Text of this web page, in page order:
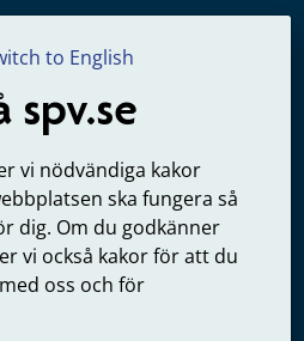
to English
spv.se
vi nödvändiga kakor
ska fungera så
dig. Om du godkänner
vi också kakor för att du
oss och för
tjänstepension från statlig